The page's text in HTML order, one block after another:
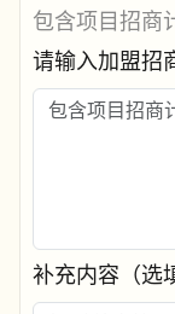
包含项目招商
请输入加盟招
补充内容（选